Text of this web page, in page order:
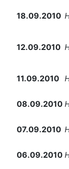
18.09.2010
12.09.2010
11.09.2010
08.09.2010
07.09.2010
06.09.2010